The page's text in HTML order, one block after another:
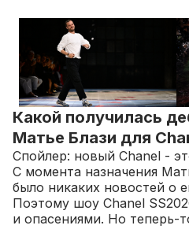
Какой получилась
Матье Блази для
Спойлер: новый Chanel -
С момента назначения
было никаких новостей о
Поэтому шоу Chanel
и опасениями. Но теперь-